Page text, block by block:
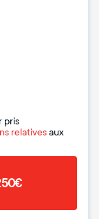
pris
relativesaux